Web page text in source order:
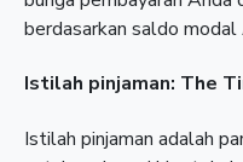
berdasarkan saldo
Istilah pinjaman: The
Istilah pinjaman adalah